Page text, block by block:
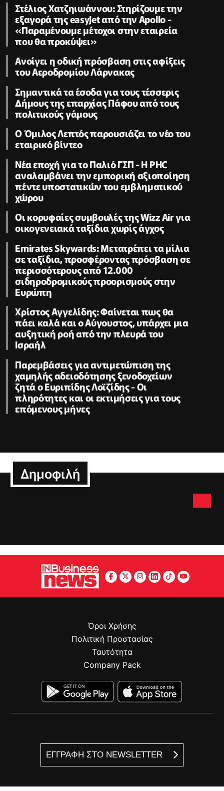
Στέλιος Χατζηιωάννου: Στηρίζουμε την
εξαγορά της easyJet από την Apollo -
«Παραμένουμε μέτοχοι στην εταιρεία
που θα προκύψει»
Ανοίγει η οδική πρόσβαση στις αφίξεις
του Αεροδρομίου Λάρνακας
Σημαντικά τα έσοδα για τους τέσσερις
Δήμους της επαρχίας Πάφου από τους
πολιτικούς γάμους
Ο Όμιλος Λεπτός παρουσιάζει το νέο του
εταιρικό βίντεο
Νέα εποχή για το Παλιό ΓΣΠ - Η PHC
αναλαμβάνει την εμπορική αξιοποίηση
πέντε υποστατικών του εμβληματικού
χώρου
Οι κορυφαίες συμβουλές της Wizz Air για
οικογενειακά ταξίδια χωρίς άγχος
Emirates Skywards: Μετατρέπει τα μίλια
σε ταξίδια, προσφέροντας πρόσβαση σε
περισσότερους από 12.000
σιδηροδρομικούς προορισμούς στην
Ευρώπη
Χρίστος Αγγελίδης: Φαίνεται πως θα
πάει καλά και ο Αύγουστος, υπάρχει μια
αυξητική ροή από την πλευρά του
Ισραήλ
Παρεμβάσεις για αντιμετώπιση της
χαμηλής αδειοδότησης ξενοδοχείων
ζητά ο Ευριπίδης Λοϊζίδης - Οι
πληρότητες και οι εκτιμήσεις για τους
επόμενους μήνες
Δημοφιλή
ΕΓΓΡΑΦΗ ΣΤΟ NEWSLETTER
Όροι Χρήσης
Πολιτική Προστασίας
Ταυτότητα
Company Pack